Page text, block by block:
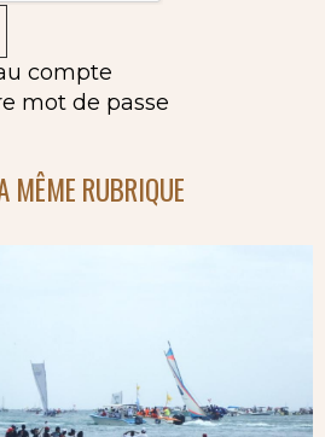
compte
mot de passe
MÊME RUBRIQUE